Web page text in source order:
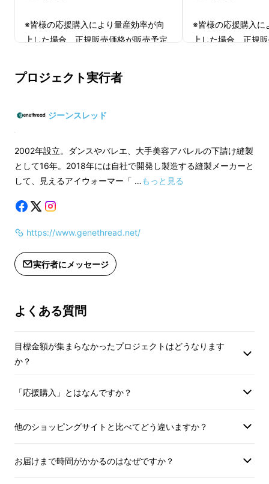
この「マルチグリップウォーマー」
の特徴は、
面ファスナーやバックルを使わないで生地同士
る 炭の遠赤外線素材でできた独自設計。１つの
ナーや樹脂や金具で止めるバックルが主な固定
は生地同士がくっつくソフトな接着素材。音は
もちろん、服や肌を引っ掛けて傷つける心配も
※皆様の応援購入により量産効率が向
上した場合、正規販売価格が販売予定
※ご注文状況、使用部材の供給状況、
製造工程上の都合等により出荷時期が
※皆様の応援購入に
上した場合、正規
プロジェクト実行者
ジーンスレッド
2002年設立。ダンスやバレエ、大手美容アパレルの下請け縫製
として16年。2018年には自社で開発し製造する縫製メーカーと
して、見えるアイウォーマー「 …もっと見る
https://www.genethread.net/
実行者にメッセージ
よくある質問
目標金額が集まらなかったプロジェクトはどうなります
か？
「応援購入」とはなんですか？
他のショッピングサイトと比べてどう違いますか？
お届けまで時間がかかるのはなぜですか？